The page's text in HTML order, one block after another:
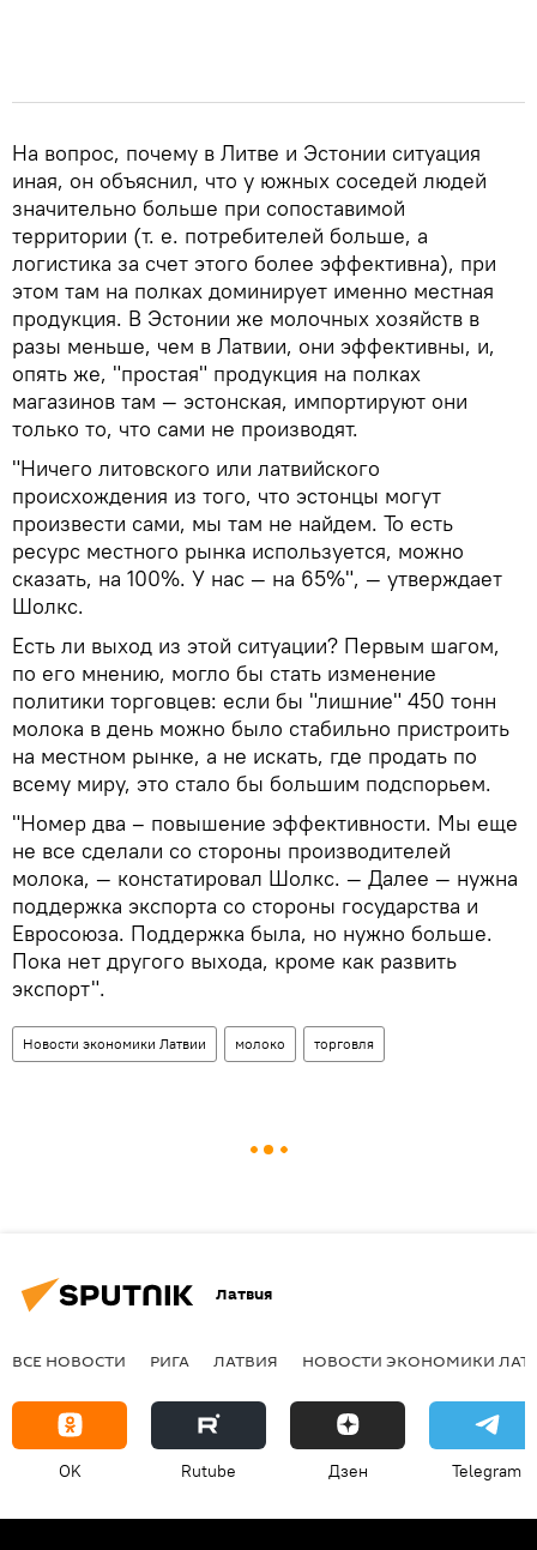
На вопрос, почему в Литве и Эстонии ситуация
иная, он объяснил, что у южных соседей людей
значительно больше при сопоставимой
территории (т. е. потребителей больше, а
логистика за счет этого более эффективна), при
этом там на полках доминирует именно местная
продукция. В Эстонии же молочных хозяйств в
разы меньше, чем в Латвии, они эффективны, и,
опять же, "простая" продукция на полках
магазинов там — эстонская, импортируют они
только то, что сами не производят.
"Ничего литовского или латвийского
происхождения из того, что эстонцы могут
произвести сами, мы там не найдем. То есть
ресурс местного рынка используется, можно
сказать, на 100%. У нас — на 65%", — утверждает
Шолкс.
Есть ли выход из этой ситуации? Первым шагом,
по его мнению, могло бы стать изменение
политики торговцев: если бы "лишние" 450 тонн
молока в день можно было стабильно пристроить
на местном рынке, а не искать, где продать по
всему миру, это стало бы большим подспорьем.
"Номер два – повышение эффективности. Мы еще
не все сделали со стороны производителей
молока, — констатировал Шолкс. — Далее — нужна
поддержка экспорта со стороны государства и
Евросоюза. Поддержка была, но нужно больше.
Пока нет другого выхода, кроме как развить
экспорт".
Новости экономики Латвии молоко торговля
Латвия
ВСЕ НОВОСТИ РИГА ЛАТВИЯ НОВОСТИ ЭКОНОМИКИ
OK Rutube Дзен Telegram